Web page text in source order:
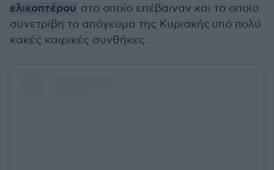
ελικοπτέρου στο οποίο επέβαιναν και το οποίο
συνετρίβη το απόγευμα της Κυριακής υπό πολύ
κακές καιρικές συνθήκες.